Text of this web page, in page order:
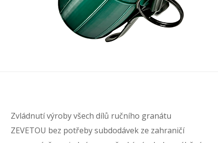
Zvládnutí výroby všech dílů ručního granátu
ZEVETOU bez potřeby subdodávek ze zahraničí